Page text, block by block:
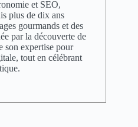
et SEO,
plus de dix ans
gourmands et des
par la découverte de
son expertise pour
tout en célébrant